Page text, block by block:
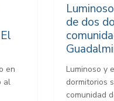
en
al
de dos
Luminoso y
dormitorios
comunidad